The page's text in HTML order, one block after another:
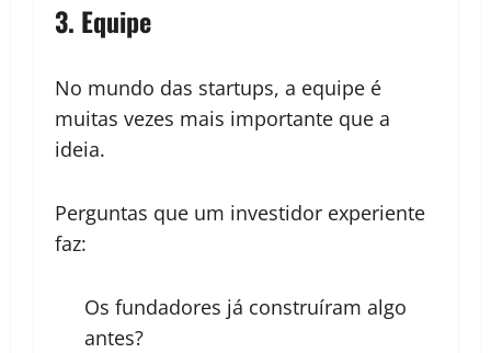
3. Equipe
No mundo das startups, a equipe é
muitas vezes mais importante que a
ideia.
Perguntas que um investidor experiente
faz:
Os fundadores já construíram algo
antes?